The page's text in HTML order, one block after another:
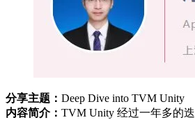
分享主题： Deep Dive into TVM Unity
内容简介： TVM Unity 经过一年多的